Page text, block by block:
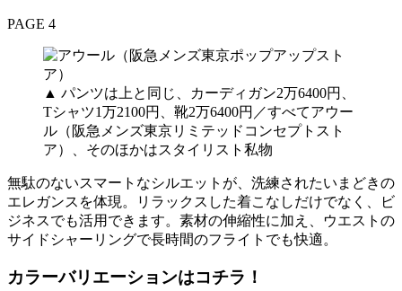
PAGE 4
▲ パンツは上と同じ、カーディガン2万6400円、
Tシャツ1万2100円、靴2万6400円／すべてアウー
ル（阪急メンズ東京リミテッドコンセプトスト
ア）、そのほかはスタイリスト私物
無駄のないスマートなシルエットが、洗練されたいまどきの
エレガンスを体現。リラックスした着こなしだけでなく、ビ
ジネスでも活用できます。素材の伸縮性に加え、ウエストの
サイドシャーリングで長時間のフライトでも快適。
カラーバリエーションはコチラ！